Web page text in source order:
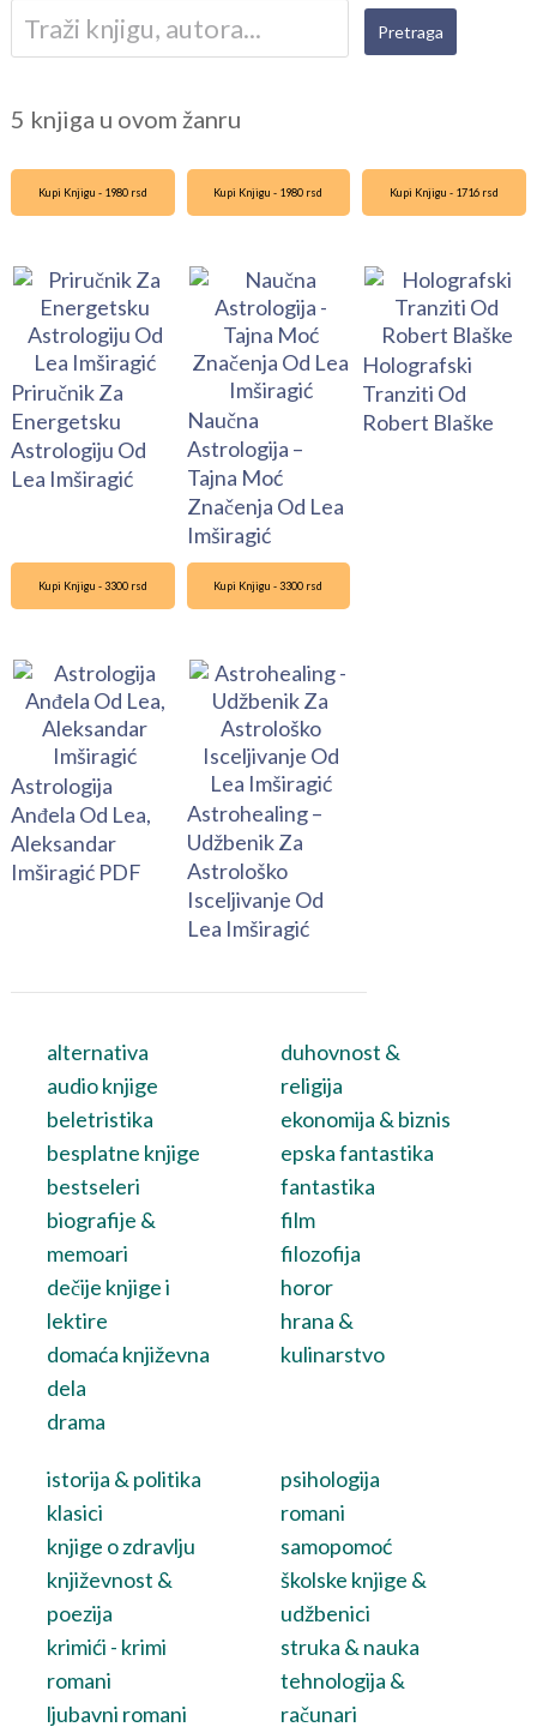
5 knjiga u ovom žanru
Kupi Knjigu - 1980 rsd
Priručnik Za
Energetsku
Astrologiju Od
Lea Imširagić
Kupi Knjigu - 1980 rsd
Naučna
Astrologija –
Tajna Moć
Značenja Od Lea
Imširagić
Kupi Knjigu - 1716 rsd
Holografski
Tranziti Od
Robert Blaške
Kupi Knjigu - 3300 rsd
Astrologija
Anđela Od Lea,
Aleksandar
Imširagić PDF
Kupi Knjigu - 3300 rsd
Astrohealing –
Udžbenik Za
Astrološko
Isceljivanje Od
Lea Imširagić
alternativa
audio knjige
beletristika
besplatne knjige
bestseleri
biografije &
memoari
dečije knjige i
lektire
domaća književna
dela
drama
duhovnost &
religija
ekonomija & biznis
epska fantastika
fantastika
film
filozofija
horor
hrana &
kulinarstvo
istorija & politika
klasici
knjige o zdravlju
književnost &
poezija
krimići - krimi
romani
ljubavni romani
psihologija
romani
samopomoć
školske knjige &
udžbenici
struka & nauka
tehnologija &
računari